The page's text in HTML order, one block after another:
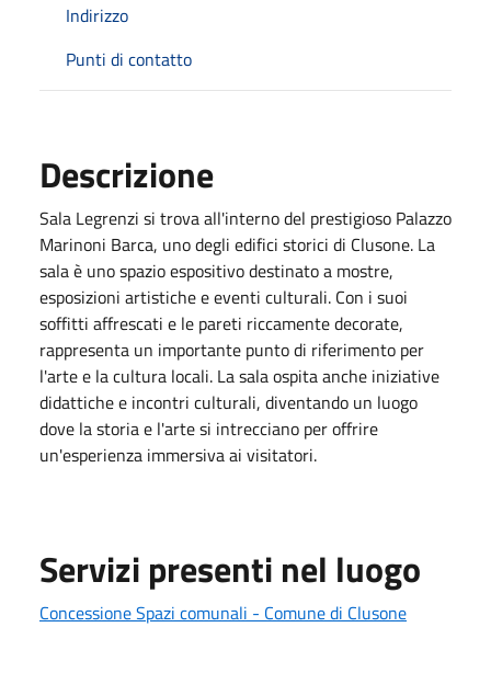
Indirizzo
Punti di contatto
Descrizione
Sala Legrenzi si trova all'interno del prestigioso Palazzo
Marinoni Barca, uno degli edifici storici di Clusone. La
sala è uno spazio espositivo destinato a mostre,
esposizioni artistiche e eventi culturali. Con i suoi
soffitti affrescati e le pareti riccamente decorate,
rappresenta un importante punto di riferimento per
l'arte e la cultura locali. La sala ospita anche iniziative
didattiche e incontri culturali, diventando un luogo
dove la storia e l'arte si intrecciano per offrire
un'esperienza immersiva ai visitatori.
Servizi presenti nel luogo
Concessione Spazi comunali - Comune di Clusone